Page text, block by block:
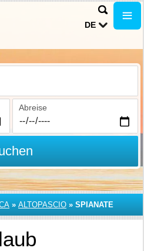
DE
Abreise
» ALTOPASCIO » SPIANATE